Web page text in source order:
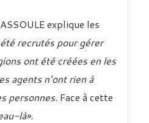
explique les
recrutés pour gérer
ont été créées en les
agents n’ont rien à
personnes.Face à cette
là».